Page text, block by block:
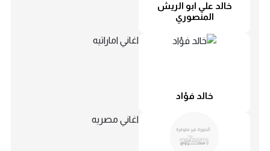
خالد علي ابو الريش
المنصوري
خالد فؤاد
اغاني اماراتيه
اغاني مصريه